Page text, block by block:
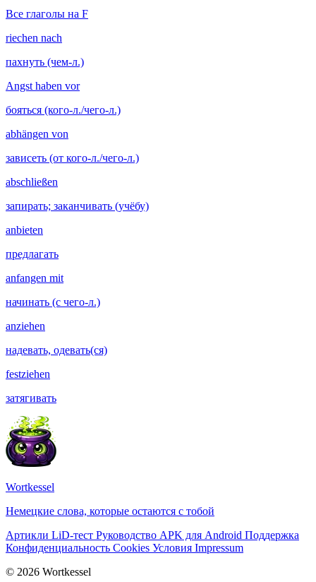
Все глаголы на F
riechen nach
пахнуть (чем-л.)
Angst haben vor
бояться (кого-л./чего-л.)
abhängen von
зависеть (от кого-л./чего-л.)
abschließen
запирать; заканчивать (учёбу)
anbieten
предлагать
anfangen mit
начинать (с чего-л.)
anziehen
надевать, одевать(ся)
festziehen
затягивать
Wortkessel
Немецкие слова, которые остаются с тобой
Артикли LiD-тест Руководство APK для Android Поддержка
Конфиденциальность Cookies Условия Impressum
© 2026 Wortkessel